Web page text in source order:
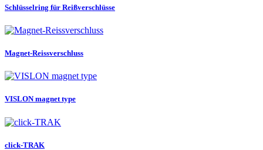
Schlüsselring für Reißverschlüsse
Magnet-Reissverschluss
VISLON magnet type
click-TRAK